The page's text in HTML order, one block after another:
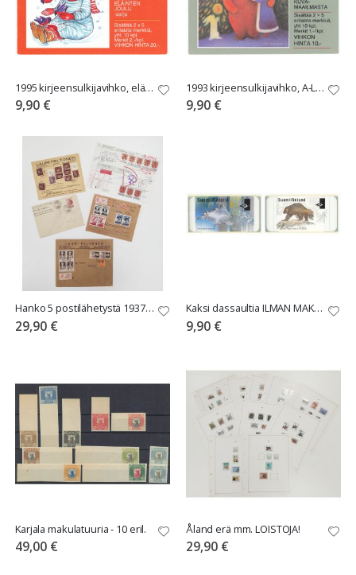
1995 kirjeensulkijavihko, eläinten joulu
9,90 €
1993 kirjeensulkijavihko, A-L Hakkarainen
9,90 €
Hanko 5 postilähetystä 1937-1988
29,90 €
Kaksi dassaultia ILMAN MAKSUARVOA!
9,90 €
Karjala makulatuuria - 10 eril.
49,00 €
Åland erä mm. LOISTOJA!
29,90 €